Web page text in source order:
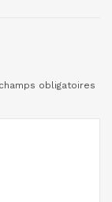
obligatoires